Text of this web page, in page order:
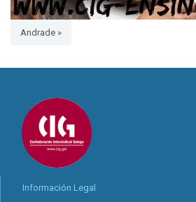
Andrade »
Información Legal